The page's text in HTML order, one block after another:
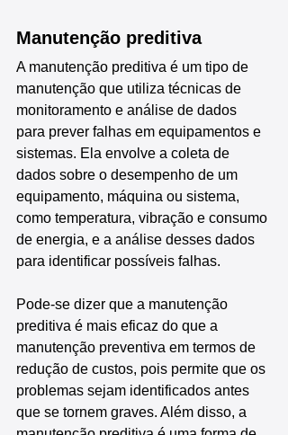
Manutenção preditiva
A manutenção preditiva é um tipo de
manutenção que utiliza técnicas de
monitoramento e análise de dados
para prever falhas em equipamentos e
sistemas. Ela envolve a coleta de
dados sobre o desempenho de um
equipamento, máquina ou sistema,
como temperatura, vibração e consumo
de energia, e a análise desses dados
para identificar possíveis falhas.
Pode-se dizer que a manutenção
preditiva é mais eficaz do que a
manutenção preventiva em termos de
redução de custos, pois permite que os
problemas sejam identificados antes
que se tornem graves. Além disso, a